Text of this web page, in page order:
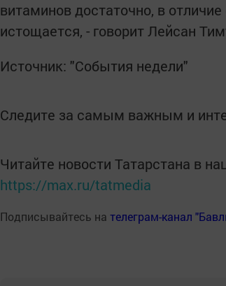
витаминов достаточно, в
истощается, - говорит Лейсан
Источник: "События недели"
Следите за самым важным и
Читайте новости Татарстана в
https://max.ru/tatmedia
Подписывайтесь на телеграм-канал